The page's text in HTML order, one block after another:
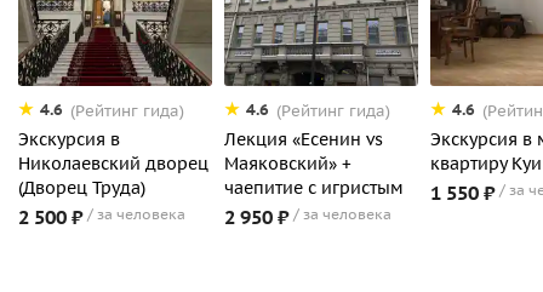
4.6 (Рейтинг гида)
Экскурсия в
Николаевский дворец
(Дворец Труда)
2 500 ₽ за человека
4.6 (Рейтинг гида)
Лекция «Есенин vs
Маяковский» +
чаепитие с игристым
2 950 ₽ за человека
4.6
Экскурсия в
квартиру
1 550 ₽ за